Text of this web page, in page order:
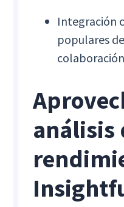
Integración
populares
colaboración
análisis